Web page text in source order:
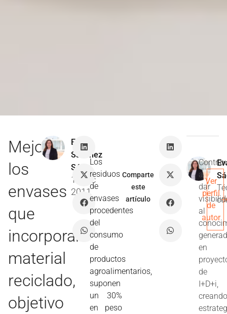
Mejorar
los
envases
que
incorporan
material
reciclado,
objetivo
Eva
Sánchez
Sáez
15 Dic
2011
Los
residuos
de
envases
procedentes
del
consumo
de
productos
agroalimentarios,
suponen
un 30%
en peso
Comparte
este
artículo
a
dar
al
en
de
I+D+i,
Ver
perfil
de
autor